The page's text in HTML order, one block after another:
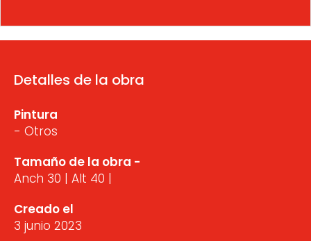
Detalles de la obra
Pintura
- Otros
Tamaño de la obra -
Anch 30 | Alt 40 |
Creado el
3 junio 2023